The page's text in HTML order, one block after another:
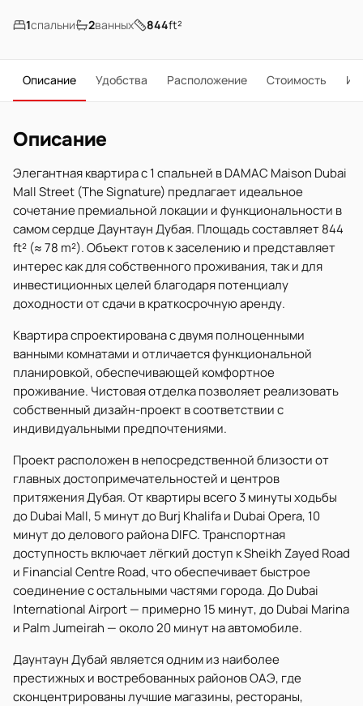
1спальни 2ванных 844ft²
Описание Удобства Расположение Стоимость
Описание
Элегантная квартира с 1 спальней в DAMAC Maison Dubai
Mall Street (The Signature) предлагает идеальное
сочетание премиальной локации и функциональности в
самом сердце Даунтаун Дубая. Площадь составляет 844
ft² (≈ 78 m²). Объект готов к заселению и представляет
интерес как для собственного проживания, так и для
инвестиционных целей благодаря потенциалу
доходности от сдачи в краткосрочную аренду.
Квартира спроектирована с двумя полноценными
ванными комнатами и отличается функциональной
планировкой, обеспечивающей комфортное
проживание. Чистовая отделка позволяет реализовать
собственный дизайн-проект в соответствии с
индивидуальными предпочтениями.
Проект расположен в непосредственной близости от
главных достопримечательностей и центров
притяжения Дубая. От квартиры всего 3 минуты ходьбы
до Dubai Mall, 5 минут до Burj Khalifa и Dubai Opera, 10
минут до делового района DIFC. Транспортная
доступность включает лёгкий доступ к Sheikh Zayed Road
и Financial Centre Road, что обеспечивает быстрое
соединение с остальными частями города. До Dubai
International Airport — примерно 15 минут, до Dubai Marina
и Palm Jumeirah — около 20 минут на автомобиле.
Даунтаун Дубай является одним из наиболее
престижных и востребованных районов ОАЭ, где
сконцентрированы лучшие магазины, рестораны,